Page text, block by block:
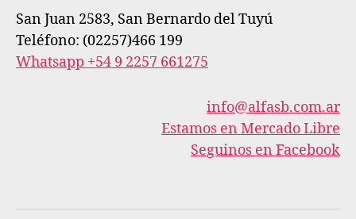
San Juan 2583, San Bernardo del Tuyú
Teléfono: (02257)466 199
Whatsapp +54 9 2257 661275
info@alfasb.com.ar
Estamos en Mercado Libre
Seguinos en Facebook